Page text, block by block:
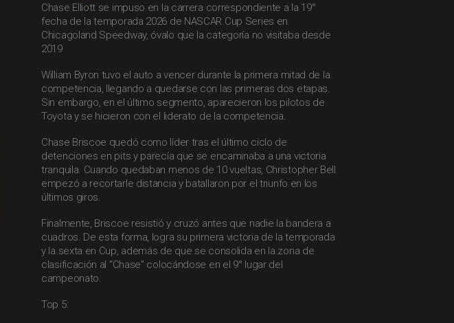
Chase Elliott se impuso en la carrera correspondiente a la 19°
fecha de la temporada 2026 de NASCAR Cup Series en
Chicagoland Speedway, óvalo que la categoría no visitaba desde
2019
William Byron tuvo el auto a vencer durante la primera mitad de la
competencia, llegando a quedarse con las primeras dos etapas.
Sin embargo, en el último segmento, aparecieron los pilotos de
Toyota y se hicieron con el liderato de la competencia.
Chase Briscoe quedó como líder tras el último ciclo de
detenciones en pits y parecía que se encaminaba a una victoria
tranquila. Cuando quedaban menos de 10 vueltas, Christopher Bell
empezó a recortarle distancia y batallaron por el triunfo en los
últimos giros.
Finalmente, Briscoe resistió y cruzó antes que nadie la bandera a
cuadros. De esta forma, logra su primera victoria de la temporada
y la sexta en Cup, además de que se consolida en la zona de
clasificación al “Chase” colocándose en el 9° lugar del
campeonato.
Top 5: